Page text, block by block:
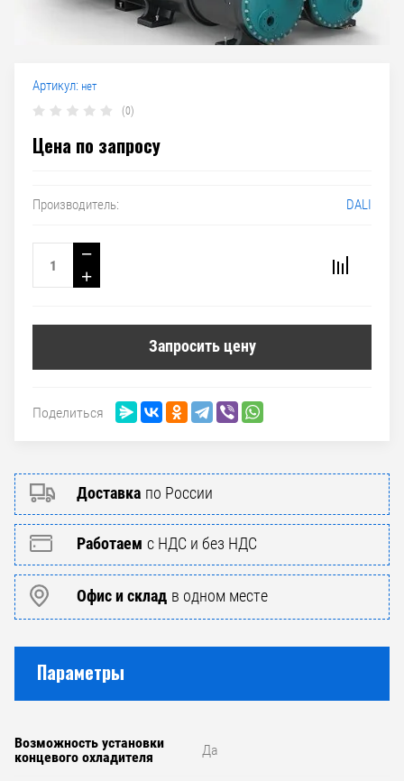
Артикул: нет
(0)
Цена по запросу
Производитель: DALI
−
+
Запросить цену
Поделиться
Доставка по России
Работаем с НДС и без НДС
Офис и склад в одном месте
Параметры
Возможность установки
концевого охладителя
Да